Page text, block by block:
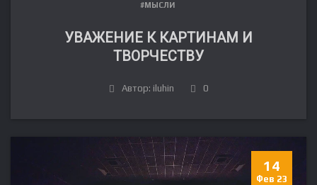
#МЫСЛИ
УВАЖЕНИЕ К КАРТИНАМ И
ТВОРЧЕСТВУ
Автор: iluhin 0
14
Фев 23